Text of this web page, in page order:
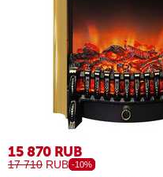
15 870 RUB
17 710 RUB -10%